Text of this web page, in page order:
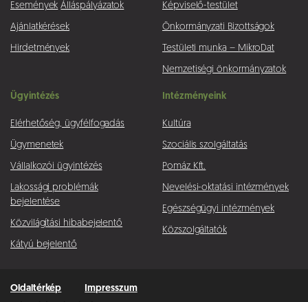
Események Álláspályázatok
Ajánlatkérések
Hirdetmények
Képviselő-testület
Önkormányzati Bizottságok
Testületi munka – MikroDat
Nemzetiségi önkormányzatok
Ügyintézés
Elérhetőség, ügyfélfogadás
Ügymenetek
Vállalkozói ügyintézés
Lakossági problémák
bejelentése
Közvilágítási hibabejelentő
Kátyú bejelentő
Intézményeink
Kultúra
Szociális szolgáltatás
Pomáz Kft.
Nevelési-oktatási intézmények
Egészségügyi intézmények
Közszolgáltatók
Oldaltérkép
Impresszum